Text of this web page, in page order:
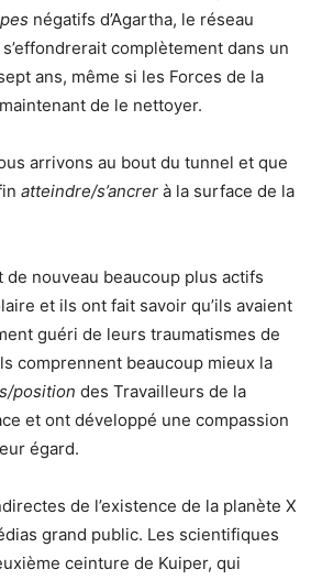
négatifs d’Agartha, le réseau
complètement dans un
ans, même si les Forces de la
de le nettoyer.
arrivons au bout du tunnel et que
atteindre/s’ancrer à la surface de la
de nouveau beaucoup plus actifs
et ils ont fait savoir qu’ils avaient
guéri de leurs traumatismes de
comprennent beaucoup mieux la
position des Travailleurs de la
et ont développé une compassion
égard.
de l’existence de la planète X
grand public. Les scientifiques
ceinture de Kuiper, qui